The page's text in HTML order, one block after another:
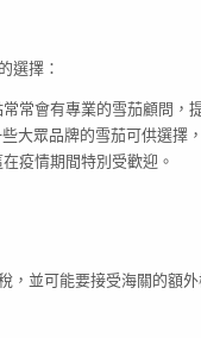
選擇：
常會有專業的雪茄顧問，
大眾品牌的雪茄可供選擇
疫情期間特別受歡迎。
，並可能要接受海關的額